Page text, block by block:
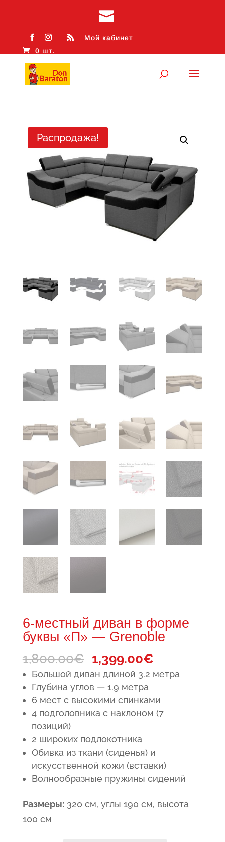
Мой кабинет
0 шт.
Распродажа!
6-местный диван в форме
буквы «П» — Grenoble
1,800.00€ Первоначальная
цена
составляла
1,800.00€.
1,399.00€Текущая
цена:
Большой диван длиной 3.2 метра
Глубина углов — 1.9 метра
6 мест с высокими спинками
4 подголовника с наклоном (7
позиций)
2 широких подлокотника
Обивка из ткани (сиденья) и
искусcтвенной кожи (вставки)
Волнообразные пружины сидений
Размеры:320 см, углы 190 см, высота
100 см